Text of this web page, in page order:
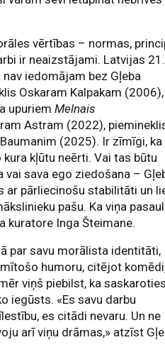
vērtības – normas,
ir neaizstājami. Latvijas 21.
iedomājam bez Gļeba
Oskaram Kalpakam (2006),
upuriemMelnais
Astram (2022),
(2025). Ir zīmīgi, ka
kļūtu neērti. Vai tas būtu
sava ego ziedošana –
ar pārliecinošu stabilitāti un
pašu. Ka viņa
kuratore Inga Šteimane.
par savu morālista identitāti,
humoru, citējot
viņš piebilst, ka
iegūsts. «Es savu darbu
es citādi nevaru. Un ne
arī viņu drāmas,» atzīst